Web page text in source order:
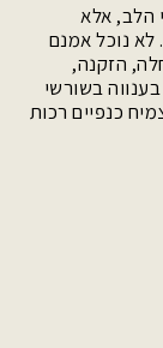
הלב, אלא
לא נוכל אמנם
הזקנה,
בשורשי
כנפיים רכות